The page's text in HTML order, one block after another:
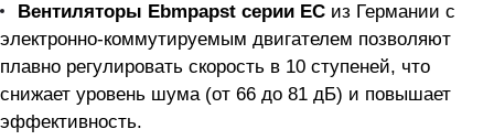
Вентиляторы Ebmpapst серии EC из Германии с
электронно-коммутируемым двигателем позволяют
плавно регулировать скорость в 10 ступеней, что
снижает уровень шума (от 66 до 81 дБ) и повышает
эффективность.